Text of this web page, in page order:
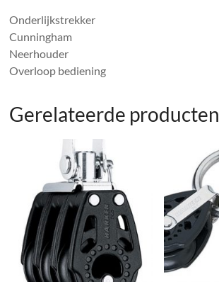
Onderlijkstrekker
Cunningham
Neerhouder
Overloop bediening
Gerelateerde producten